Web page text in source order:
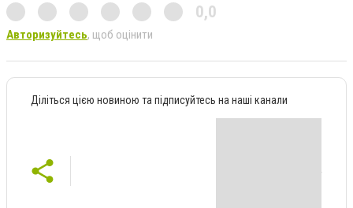
0,0
Авторизуйтесь, щоб оцінити
Діліться цією новиною та підписуйтесь на наші канали